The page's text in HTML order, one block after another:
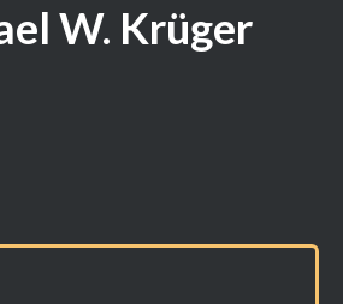
W. Krüger